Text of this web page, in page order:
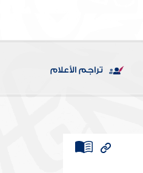
تراجم الأعلام